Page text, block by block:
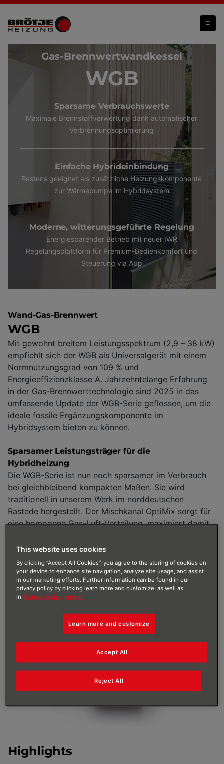
Gas-Brennwertwandkessel
WGB
Sparsame Verbrauchswerte
Maximale Brennstoffverwertung dank automatischer
Verbrennungsoptimierung
Einfache Hybrideinbindung
Bestens geeignet als zusätzliche Heizungskomponente
zur Wärmepumpe im Hybridsystem
Moderne, witterungsgeführte Regelung
Energiesparender Betrieb mit neuer IWR
Regelungsplattform für Premium-Bedienkomfort und
Steuerung via App
Wand-Gas-Brennwert
WGB
Mit gewohnt breitem Leistungsspektrum (2,9 – 38 kW)
empfiehlt sich der WGB als Universalgerät mit einem
Normnutzungsgrad von 109 % und
Energieeffizienzklasse A. Jahrzehntelange Erfahrung
in der Gas-Brennwerttechnologie sind 2025 in das
umfassende Update der WGB-Serie geflossen, um die
ideale fossile Ergänzungskomponente im
Hybridsystem bieten zu können.
Sparsamer Leistungsträger für die
Hybridheizung
Die WGB-Serie ist nun noch sparsamer im Verbrauch
bei gleichbleibend kompakten Maßen. Sie wird
traditionell in unserem Werk im norddeutschen
Rastede hergestellt. Der Mischkanal OptiMix sorgt für
eine homogene Gas-Luft-Verteilung, maximiert damit
auf ein Minimum. Eine Wasserstoffbeimischung von bis
zu 20 % im Erdgas verarbeitet der WGB dank flexibler
Funktionsweise ebenfalls problemlos.
Highlights
This website uses cookies
By clicking “Accept All Cookies”, you agree to the storing of cookies on
your device to enhance site navigation, analyze site usage, and assist
in our marketing efforts. Further information can be found in our
privacy policy by clicking learn more and customize, as well as
in Cookie policy Imprint
Learn more and customize
Reject All
Accept All